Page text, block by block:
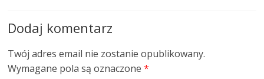
Dodaj komentarz
Twój adres email nie zostanie opublikowany.
Wymagane pola są oznaczone*